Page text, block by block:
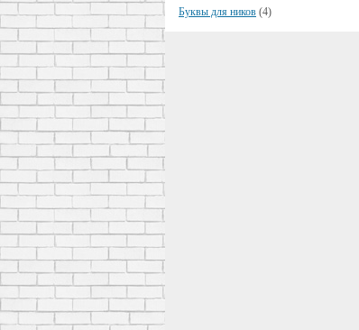
Буквы для ников (4)